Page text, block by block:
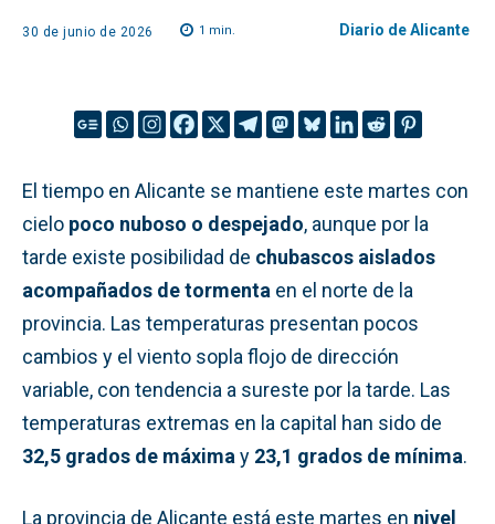
30 de junio de 2026 1 min. Diario de Alicante
El tiempo en Alicante se mantiene este martes con
cielo poco nuboso o despejado, aunque por la
tarde existe posibilidad de chubascos aislados
acompañados de tormenta en el norte de la
provincia. Las temperaturas presentan pocos
cambios y el viento sopla flojo de dirección
variable, con tendencia a sureste por la tarde. Las
temperaturas extremas en la capital han sido de
32,5 grados de máxima y 23,1 grados de mínima.
La provincia de Alicante está este martes en nivel